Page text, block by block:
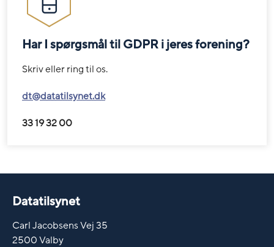
Har I spørgsmål til GDPR i jeres forening?
Skriv eller ring til os.
dt@datatilsynet.dk
33 19 32 00
Datatilsynet
Carl Jacobsens Vej 35
2500 Valby